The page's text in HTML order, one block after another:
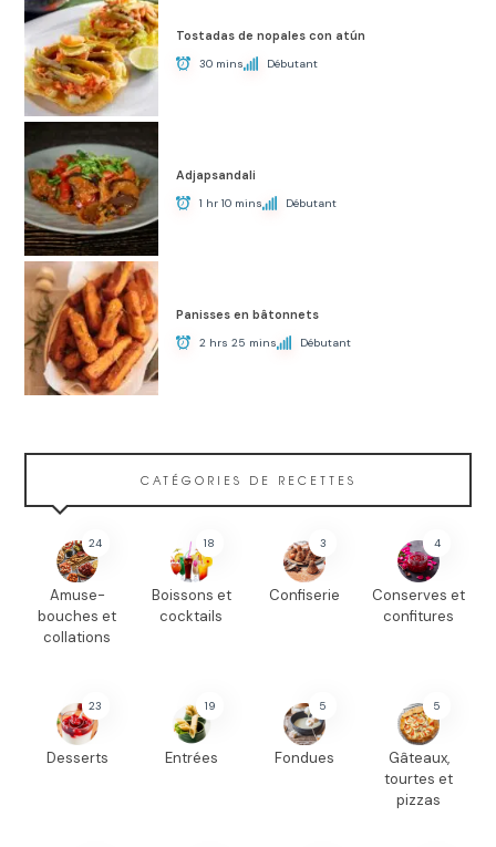
Tostadas de nopales con atún
30 mins Débutant
Adjapsandali
1 hr 10 mins Débutant
Panisses en bâtonnets
2 hrs 25 mins Débutant
CATÉGORIES DE RECETTES
24
Amuse-
bouches et
collations
18
Boissons et
cocktails
3
Confiserie
4
Conserves et
confitures
23
Desserts
19
Entrées
5
Fondues
5
Gâteaux,
tourtes et
pizzas